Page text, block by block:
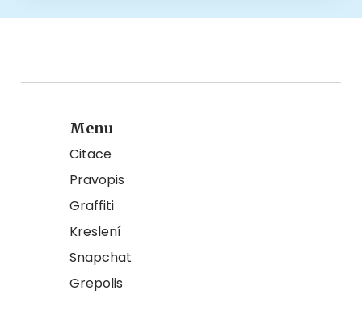
Menu
Citace
Pravopis
Graffiti
Kreslení
Snapchat
Grepolis